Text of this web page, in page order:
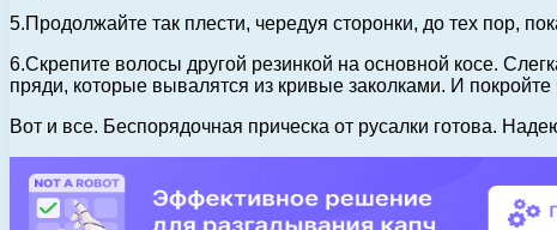
5.Продолжайте так плести, чередуя сторонки, до тех пор,
6.Скрепите волосы другой резинкой на основной косе.
пряди, которые вывалятся из кривые заколками. И покройте
Вот и все. Беспорядочная прическа от русалки готова.